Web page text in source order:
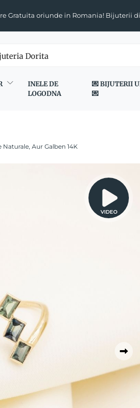
Gratuita oriunde in Romania! Bijuterii
INELE DE
LOGODNA
💌 BIJUTERII
💌
Naturale, Aur Galben 14K
VIDEO